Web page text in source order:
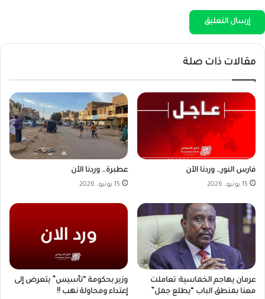
مقالات ذات صلة
فارس النور… وردنا الآن
15 يونيو، 2026
عطبرة… وردنا الآن
15 يونيو، 2026
عرمان يهاجم الخماسية: تعاملت
معنا بمنطق الباب “يطلع جمل”
وزير بحكومة “تأسيس” يتعرض إلى
إعتداء ومحاولة نهب !!